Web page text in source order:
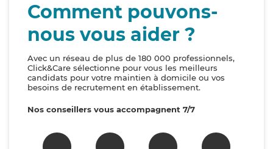
Comment pouvons-
nous vous aider ?
Avec un réseau de plus de 180 000 professionnels,
Click&Care sélectionne pour vous les meilleurs
candidats pour votre maintien à domicile ou vos
besoins de recrutement en établissement.
Nos conseillers vous accompagnent 7/7